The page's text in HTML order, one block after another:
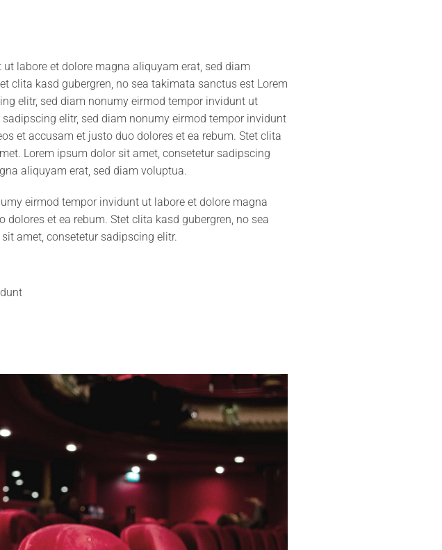
labore et dolore magna aliquyam erat, sed diam
clita kasd gubergren, no sea takimata sanctus est Lorem
elitr, sed diam nonumy eirmod tempor invidunt ut
elitr, sed diam nonumy eirmod tempor invidunt
et accusam et justo duo dolores et ea rebum. Stet clita
Lorem ipsum dolor sit amet, consetetur sadipscing
aliquyam erat, sed diam voluptua.
eirmod tempor invidunt ut labore et dolore magna
et ea rebum. Stet clita kasd gubergren, no sea
amet, consetetur sadipscing elitr.